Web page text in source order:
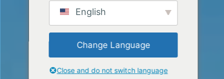
English
Change Language
Close and do not switch language